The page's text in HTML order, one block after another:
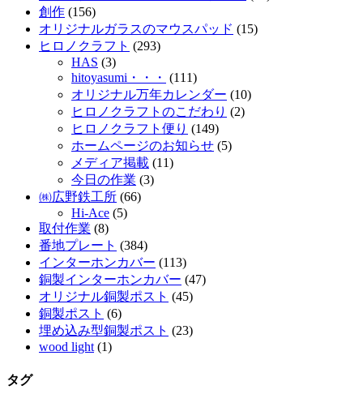
創作 (156)
オリジナルガラスのマウスパッド (15)
ヒロノクラフト (293)
HAS (3)
hitoyasumi・・・ (111)
オリジナル万年カレンダー (10)
ヒロノクラフトのこだわり (2)
ヒロノクラフト便り (149)
ホームページのお知らせ (5)
メディア掲載 (11)
今日の作業 (3)
㈱広野鉄工所 (66)
Hi-Ace (5)
取付作業 (8)
番地プレート (384)
インターホンカバー (113)
銅製インターホンカバー (47)
オリジナル銅製ポスト (45)
銅製ポスト (6)
埋め込み型銅製ポスト (23)
wood light (1)
タグ